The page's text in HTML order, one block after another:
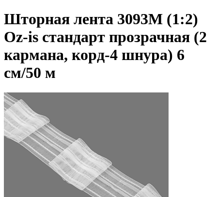
Шторная лента 3093M (1:2)
Oz-is стандарт прозрачная (2
кармана, корд-4 шнура) 6
см/50 м